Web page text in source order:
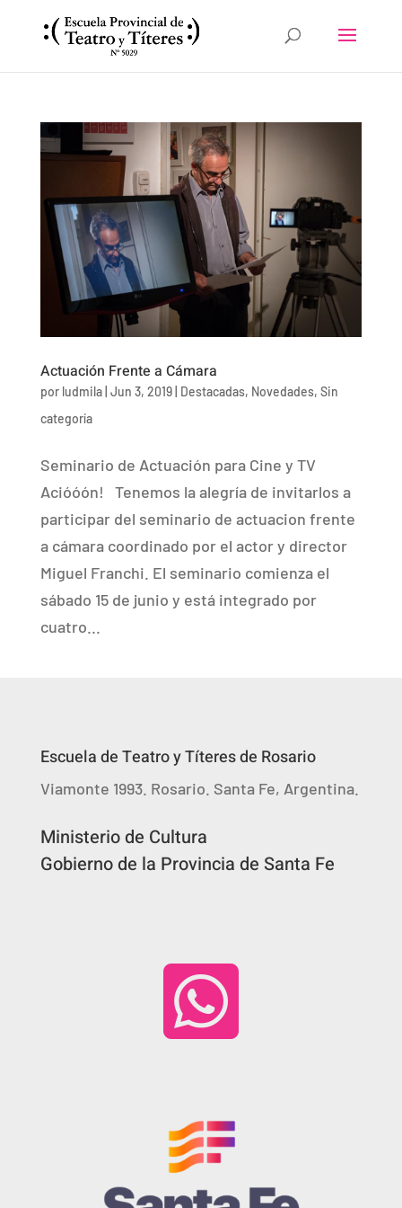
Actuación Frente a Cámara
por ludmila| Jun 3, 2019| Destacadas, Novedades, Sin
categoría
Seminario de Actuación para Cine y TV
Acióóón! Tenemos la alegría de invitarlos a
participar del seminario de actuacion frente
a cámara coordinado por el actor y director
Miguel Franchi. El seminario comienza el
sábado 15 de junio y está integrado por
cuatro...
Escuela de Teatro y Títeres de Rosario
Viamonte 1993. Rosario. Santa Fe, Argentina.
Ministerio de Cultura
Gobierno de la Provincia de Santa Fe
